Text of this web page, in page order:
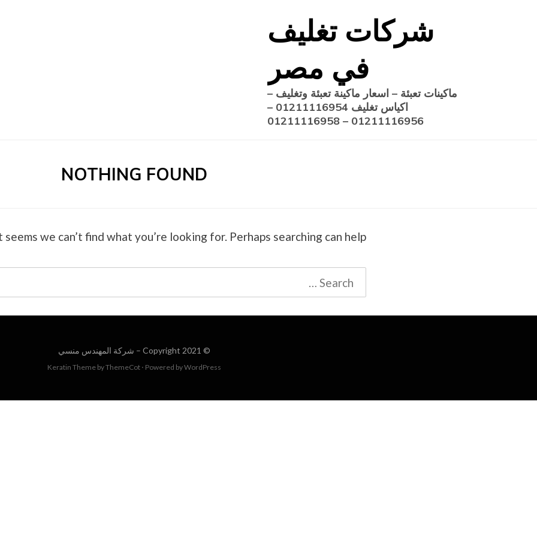
شركات تغليف
في مصر
ماكينات تعبئة – اسعار ماكينة تعبئة وتغليف –
اكياس تغليف 01211116954 –
01211116956 – 01211116958
NOTHING FOUND
seems we can’t find what you’re looking for. Perhaps searching can help.
Search
for:
© Copyright 2021 – شركة المهندس منسي
Keratin Theme byThemeCot ⋅ Powered byWordPress